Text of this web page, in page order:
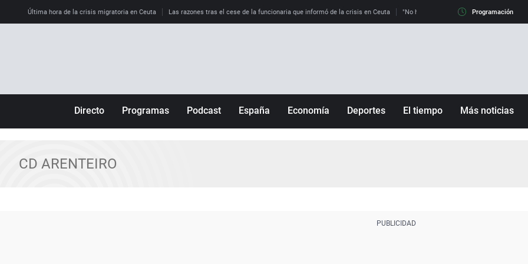
Última hora de la crisis migratoria en Ceuta Las razones tras el cese de la funcionaria que informó de la crisis en Ceuta "No hay mafias, que no nos engañen":
Programación
Directo Programas
Julia en la onda
Podcast España Economía Deportes El tiempo Más noticias
CD ARENTEIRO